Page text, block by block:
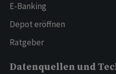
E-Banking
Depot eröffnen
Ratgeber
Datenquellen und